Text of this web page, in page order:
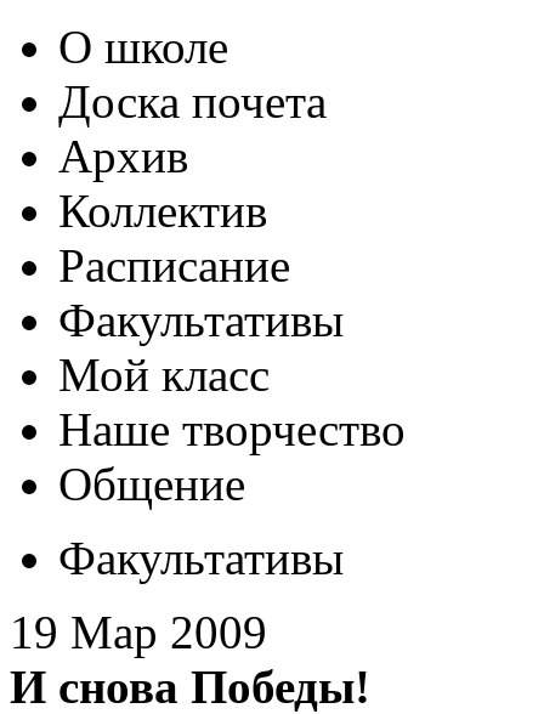
О школе
Доска почета
Архив
Коллектив
Расписание
Факультативы
Мой класс
Наше творчество
Общение
Факультативы
19 Мар 2009
И снова Победы!